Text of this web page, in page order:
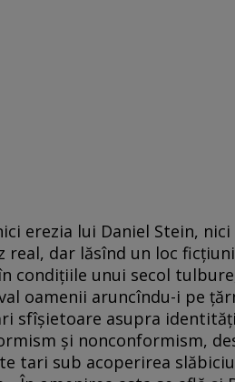
erezia lui Daniel Stein,
real, dar lăsînd un loc
condiţiile unui secol
oamenii aruncîndu-i pe
sfîşietoare asupra
şi nonconformism,
tari sub acoperirea